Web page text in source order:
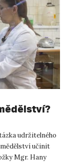
udržitelného
učinit
Mgr. Hany